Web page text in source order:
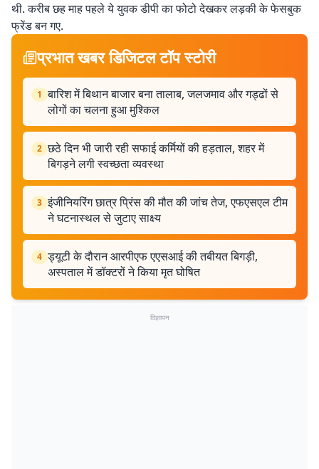
थी. करीब छह माह पहले ये युवक डीपी का फोटो देखकर लड़की के फेसबुक
फ्रेंड बन गए.
प्रभात खबर डिजिटल टॉप स्टोरी
1 बारिश में बिथान बाजार बना तालाब, जलजमाव और गड्ढों से
लोगों का चलना हुआ मुश्किल
2 छठे दिन भी जारी रही सफाई कर्मियों की हड़ताल, शहर में
बिगड़ने लगी स्वच्छता व्यवस्था
3 इंजीनियरिंग छात्र प्रिंस की मौत की जांच तेज, एफएसएल टीम
ने घटनास्थल से जुटाए साक्ष्य
4 ड्यूटी के दौरान आरपीएफ एएसआई की तबीयत बिगड़ी,
अस्पताल में डॉक्टरों ने किया मृत घोषित
विज्ञापन